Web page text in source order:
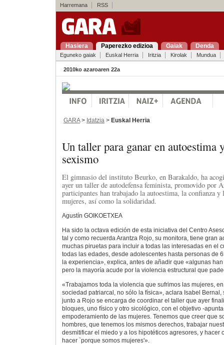
Harremana RSS
Hasiera Paperezko edizioa Gaiak Denda
Eguneko gaiak Euskal Herria Iritzia Kirolak Mundua
2010ko azaroaren 22a
GARA> Idatzia > Euskal Herria
Un taller para ganar en autoestima
sexismo
El gimnasio del instituto Beurko, en Barakaldo, ha
ayer un taller de autodefensa feminista, promovido por
participantes han trabajado la autoestima, la confianza y
mujeres, así como la solidaridad.
Agustín GOIKOETXEA
Ha sido la octava edición de esta iniciativa del Centro
tal y como recuerda Arantza Rojo, su monitora, tiene gran
muchas piruetas para incluir a todas las interesadas en el
todas las edades, desde adolescentes hasta personas de
la experiencia», explica, antes de añadir que «algunas
pero la mayoría acude por la violencia estructural que
«Trabajamos toda la violencia que sufrimos las mujeres,
sociedad patriarcal, no sólo la física», aclara Isabel
junto a Rojo se encarga de coordinar el taller que ayer
bloques, uno físico y otro sicológico, con el objetivo -
empoderamiento de las mujeres. Tenemos que creer que
hombres, que tenemos los mismos derechos, trabajar
desmitificar el miedo y a los hipotéticos agresores, y hacer
hacer `porque somos mujeres'».